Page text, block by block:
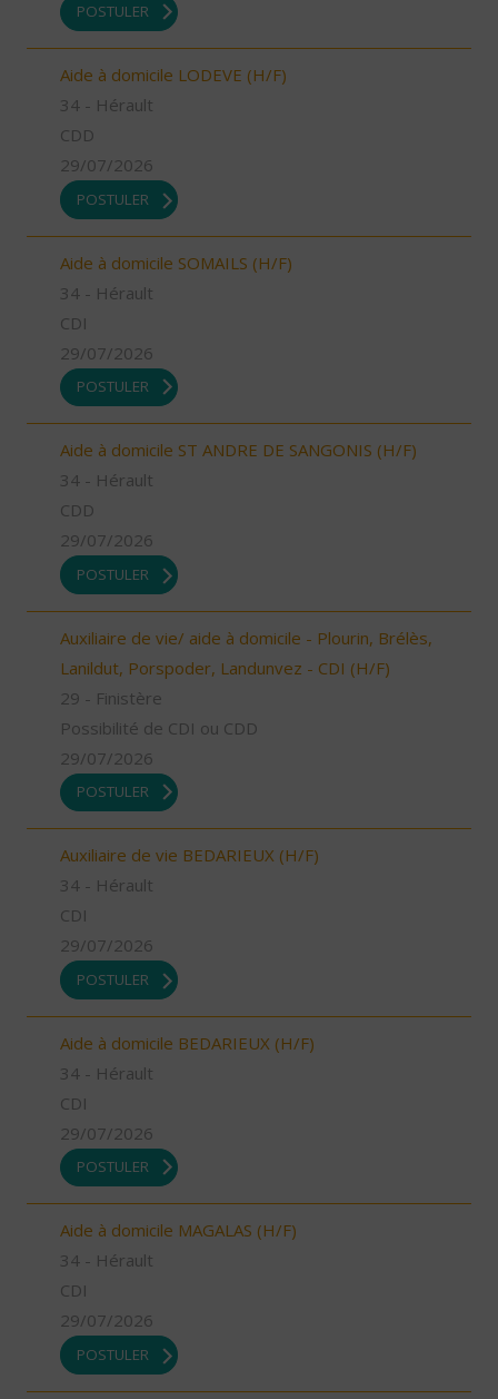
POSTULER
Aide à domicile LODEVE (H/F)
34 - Hérault
CDD
29/07/2026
POSTULER
Aide à domicile SOMAILS (H/F)
34 - Hérault
CDI
29/07/2026
POSTULER
Aide à domicile ST ANDRE DE SANGONIS (H/F)
34 - Hérault
CDD
29/07/2026
POSTULER
Auxiliaire de vie/ aide à domicile - Plourin, Brélès,
Lanildut, Porspoder, Landunvez - CDI (H/F)
29 - Finistère
Possibilité de CDI ou CDD
29/07/2026
POSTULER
Auxiliaire de vie BEDARIEUX (H/F)
34 - Hérault
CDI
29/07/2026
POSTULER
Aide à domicile BEDARIEUX (H/F)
34 - Hérault
CDI
29/07/2026
POSTULER
Aide à domicile MAGALAS (H/F)
34 - Hérault
CDI
29/07/2026
POSTULER